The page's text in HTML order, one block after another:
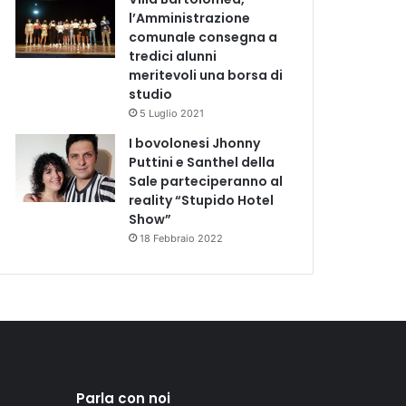
l’Amministrazione
comunale consegna a
tredici alunni
meritevoli una borsa di
studio
5 Luglio 2021
I bovolonesi Jhonny
Puttini e Santhel della
Sale parteciperanno al
reality “Stupido Hotel
Show”
18 Febbraio 2022
Parla con noi